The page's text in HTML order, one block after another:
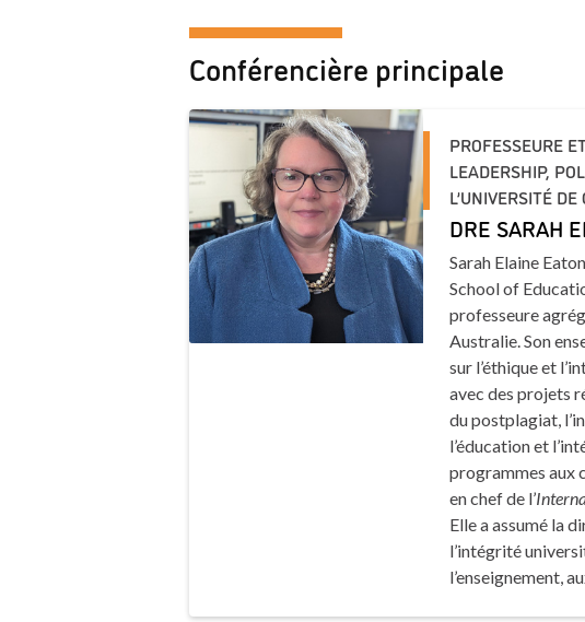
Conférencière principale
PROFESSEURE
LEADERSHIP,
L’UNIVERSITÉ DE
DRE SARAH
Sarah Elaine
School of
professeure
Australie. Son
sur l’éthique et
avec des projets
du postplagiat,
l’éducation et
programmes aux
en chef de l’
Elle a assumé la
l’intégrité
l’enseignement,